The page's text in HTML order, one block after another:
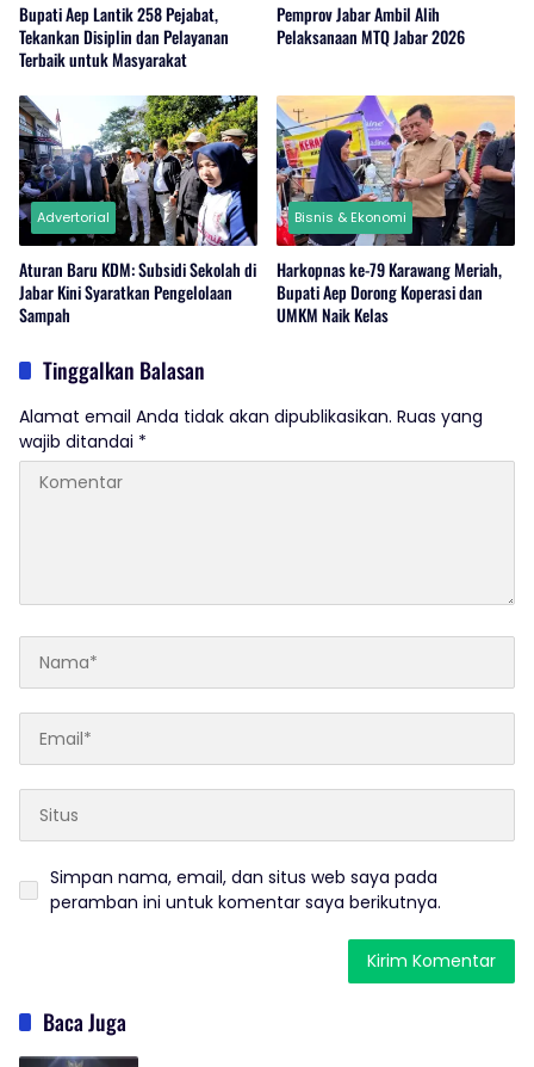
Bupati Aep Lantik 258 Pejabat,
Tekankan Disiplin dan Pelayanan
Terbaik untuk Masyarakat
Pemprov Jabar Ambil Alih
Pelaksanaan MTQ Jabar 2026
Advertorial
Aturan Baru KDM: Subsidi Sekolah di
Jabar Kini Syaratkan Pengelolaan
Sampah
Bisnis & Ekonomi
Harkopnas ke-79 Karawang Meriah,
Bupati Aep Dorong Koperasi dan
UMKM Naik Kelas
Tinggalkan Balasan
Alamat email Anda tidak akan dipublikasikan. Ruas yang
wajib ditandai *
Simpan nama, email, dan situs web saya pada
peramban ini untuk komentar saya berikutnya.
Baca Juga